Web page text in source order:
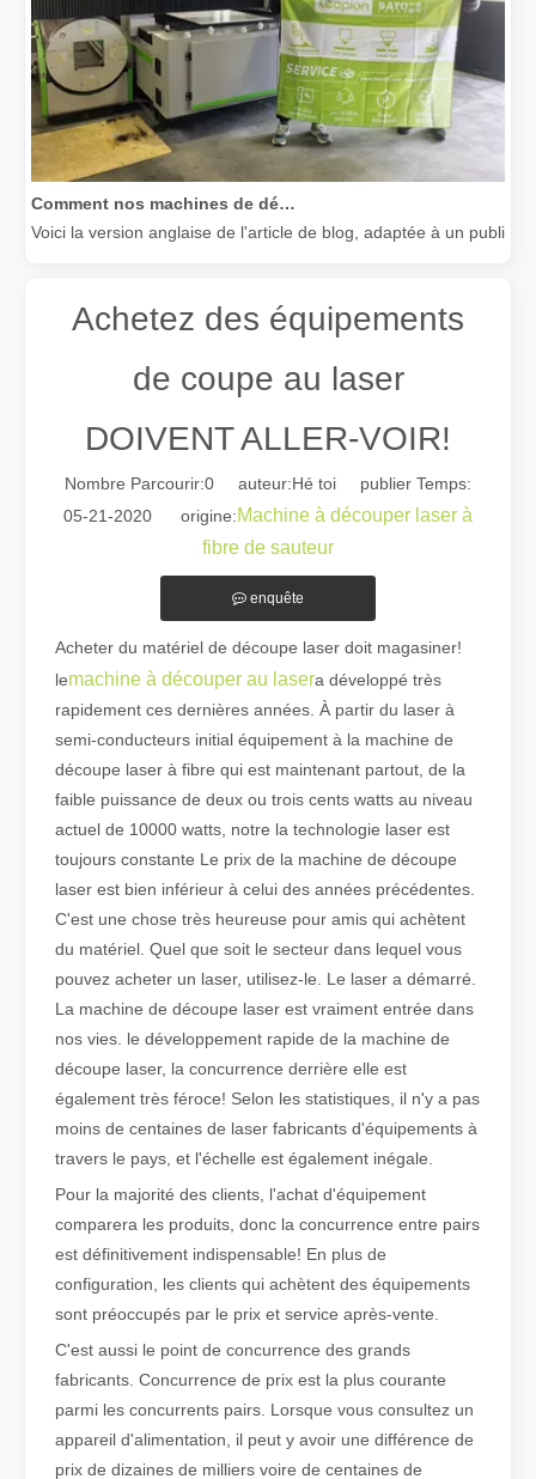
Voici la version anglaise de l'article de blog, adaptée à un public
Guide 2026 : Comment les machines de découpe de tubes au
Qu'est-ce que la découpe laser de tubes ?
La découpe laser de tubes est une technologie clé dans une
Comment choisir votre partenaire de travail : machine de découpe laser
La découpe laser du métal est une méthode de précision
Achetez des équipements
de coupe au laser
DOIVENT ALLER-VOIR!
Nombre Parcourir:0 auteur:Hé toi publier Temps:
05-21-2020 origine:Machine à découper laser à
fibre de sauteur
enquête
Acheter du matériel de découpe laser doit magasiner!
lemachine à découper au lasera développé très
rapidement ces dernières années. À partir du laser à
semi-conducteurs initial équipement à la machine de
découpe laser à fibre qui est maintenant partout, de la
faible puissance de deux ou trois cents watts au niveau
actuel de 10000 watts, notre la technologie laser est
toujours constante Le prix de la machine de découpe
laser est bien inférieur à celui des années précédentes.
C'est une chose très heureuse pour amis qui achètent
du matériel. Quel que soit le secteur dans lequel vous
pouvez acheter un laser, utilisez-le. Le laser a démarré.
La machine de découpe laser est vraiment entrée dans
nos vies. le développement rapide de la machine de
découpe laser, la concurrence derrière elle est
également très féroce! Selon les statistiques, il n'y a pas
moins de centaines de laser fabricants d'équipements à
travers le pays, et l'échelle est également inégale.
Pour la majorité des clients, l'achat d'équipement
comparera les produits, donc la concurrence entre pairs
est définitivement indispensable! En plus de
configuration, les clients qui achètent des équipements
sont préoccupés par le prix et service après-vente.
C'est aussi le point de concurrence des grands
fabricants. Concurrence de prix est la plus courante
parmi les concurrents pairs. Lorsque vous consultez un
appareil d'alimentation, il peut y avoir une différence de
prix de dizaines de milliers voire de centaines de